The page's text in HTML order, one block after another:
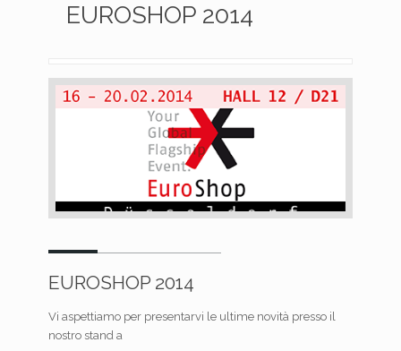
EUROSHOP 2014
EUROSHOP 2014
Vi aspettiamo per presentarvi le ultime novità presso il
nostro stand a